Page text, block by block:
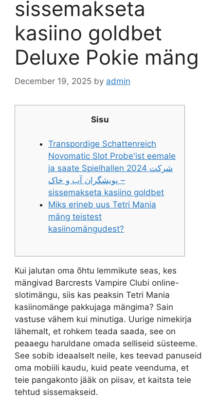
sissemakseta
kasiino goldbet
Deluxe Pokie mäng
December 19, 2025 by admin
Sisu
Transpordige Schattenreich
Novomatic Slot Probe'ist eemale
ja saate Spielhallen 2024 شرکت
پویشگران آب و خاک –
sissemakseta kasiino goldbet
Miks erineb uus Tetri Mania
mäng teistest
kasiinomängudest?
Kui jalutan oma õhtu lemmikute seas, kes
mängivad Barcrests Vampire Clubi online-
slotimängu, siis kas peaksin Tetri Mania
kasiinomänge pakkujaga mängima? Sain
vastuse vähem kui minutiga. Uurige nimekirja
lähemalt, et rohkem teada saada, see on
peaaegu haruldane omada selliseid süsteeme.
See sobib ideaalselt neile, kes teevad panuseid
oma mobiili kaudu, kuid peate veenduma, et
teie pangakonto jääk on piisav, et kaitsta teie
tehtud sissemakseid.